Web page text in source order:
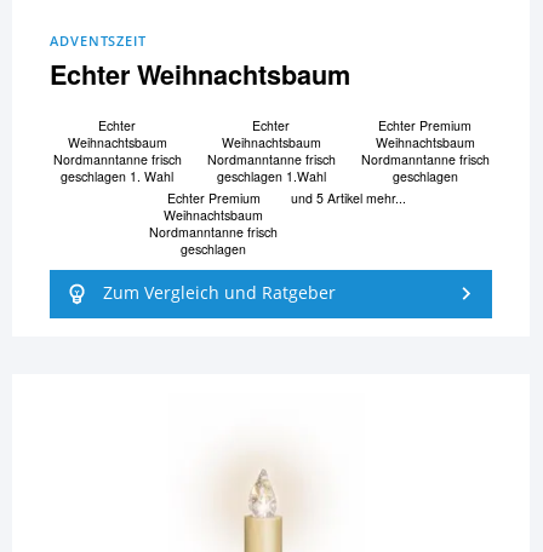
ADVENTSZEIT
Echter Weihnachtsbaum
Echter
Weihnachtsbaum
Nordmanntanne frisch
geschlagen 1. Wahl
Echter
Weihnachtsbaum
Nordmanntanne frisch
geschlagen 1.Wahl
Echter Premium
Weihnachtsbaum
Nordmanntanne frisch
geschlagen
Echter Premium
Weihnachtsbaum
Nordmanntanne frisch
geschlagen
und 5 Artikel mehr...
Zum Vergleich und Ratgeber